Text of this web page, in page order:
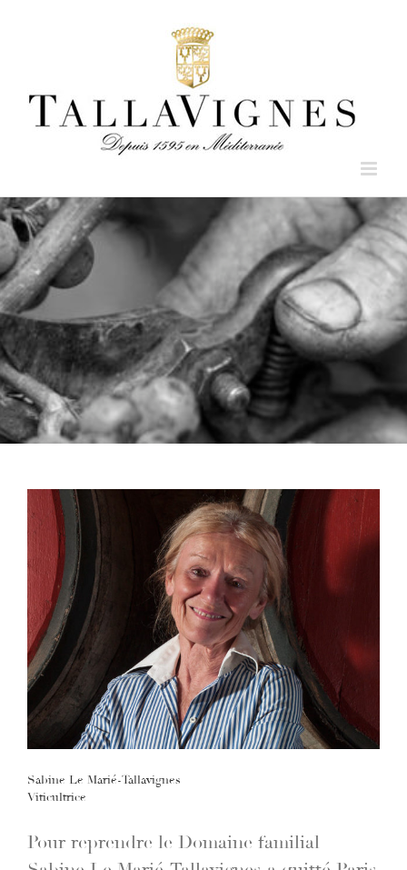
Sabine Le Marié-Tallavignes
Viticultrice
Pour reprendre le Domaine familial